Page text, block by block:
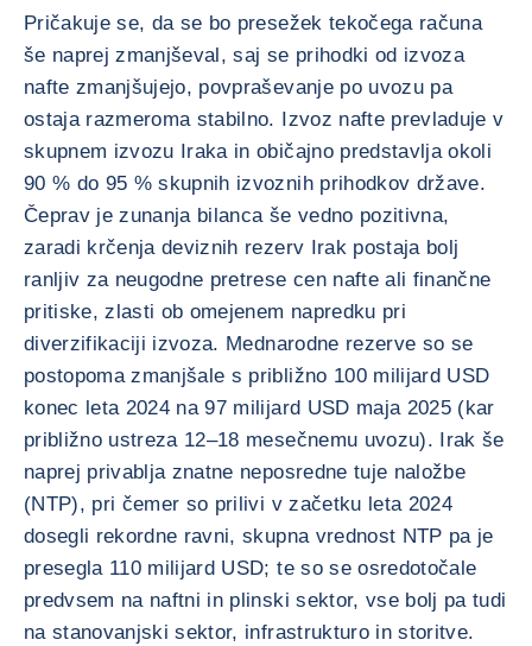
Pričakuje se, da se bo presežek tekočega računa
še naprej zmanjševal, saj se prihodki od izvoza
nafte zmanjšujejo, povpraševanje po uvozu pa
ostaja razmeroma stabilno. Izvoz nafte prevladuje v
skupnem izvozu Iraka in običajno predstavlja okoli
90 % do 95 % skupnih izvoznih prihodkov države.
Čeprav je zunanja bilanca še vedno pozitivna,
zaradi krčenja deviznih rezerv Irak postaja bolj
ranljiv za neugodne pretrese cen nafte ali finančne
pritiske, zlasti ob omejenem napredku pri
diverzifikaciji izvoza. Mednarodne rezerve so se
postopoma zmanjšale s približno 100 milijard USD
konec leta 2024 na 97 milijard USD maja 2025 (kar
približno ustreza 12–18 mesečnemu uvozu). Irak še
naprej privablja znatne neposredne tuje naložbe
(NTP), pri čemer so prilivi v začetku leta 2024
dosegli rekordne ravni, skupna vrednost NTP pa je
presegla 110 milijard USD; te so se osredotočale
predvsem na naftni in plinski sektor, vse bolj pa tudi
na stanovanjski sektor, infrastrukturo in storitve.